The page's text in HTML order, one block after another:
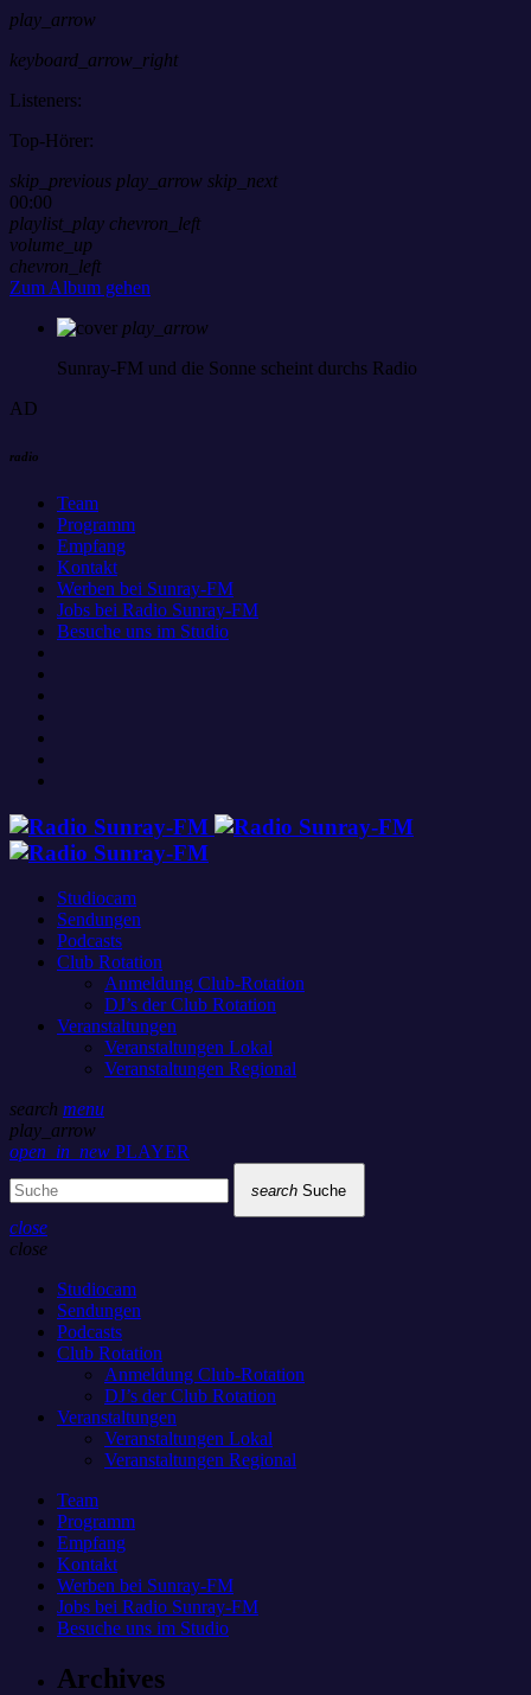
play_arrow
keyboard_arrow_right
Listeners:
Top-Hörer:
skip_previous play_arrow skip_next
00:00
playlist_play chevron_left
volume_up
chevron_left
Zum Album gehen
play_arrow
Sunray-FM und die Sonne scheint durchs Radio
AD
radio
Team
Programm
Empfang
Kontakt
Werben bei Sunray-FM
Jobs bei Radio Sunray-FM
Besuche uns im Studio
Studiocam
Sendungen
Podcasts
Club Rotation
Anmeldung Club-Rotation
DJ’s der Club Rotation
Veranstaltungen
Veranstaltungen Lokal
Veranstaltungen Regional
search menu
play_arrow
open_in_new PLAYER
search Suche
close
close
Studiocam
Sendungen
Podcasts
Club Rotation
Anmeldung Club-Rotation
DJ’s der Club Rotation
Veranstaltungen
Veranstaltungen Lokal
Veranstaltungen Regional
Team
Programm
Empfang
Kontakt
Werben bei Sunray-FM
Jobs bei Radio Sunray-FM
Besuche uns im Studio
Archives